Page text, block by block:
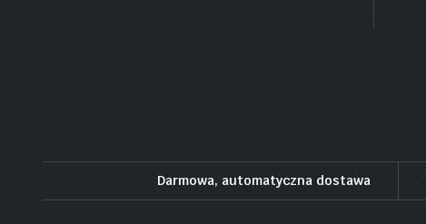
Darmowa, automatyczna dostawa